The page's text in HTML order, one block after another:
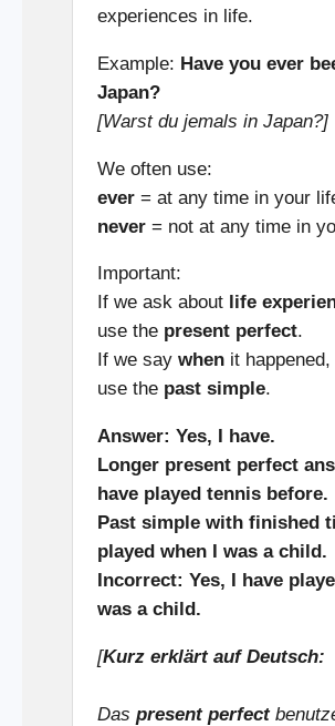
experiences in life.
Example: Have you ever
Japan?
[Warst du jemals in Japan?]
We often use:
ever= at any time in your
never= not at any time in
Important:
If we ask about life
use the present perfect.
If we say whenit happened,
use the past simple.
Answer: Yes, I have.
Longer present perfect
have played tennis before.
Past simple with finished
played when I was a child.
Incorrect: Yes, I have
was a child.
[Kurz erklärt auf Deutsch:
Das present perfect